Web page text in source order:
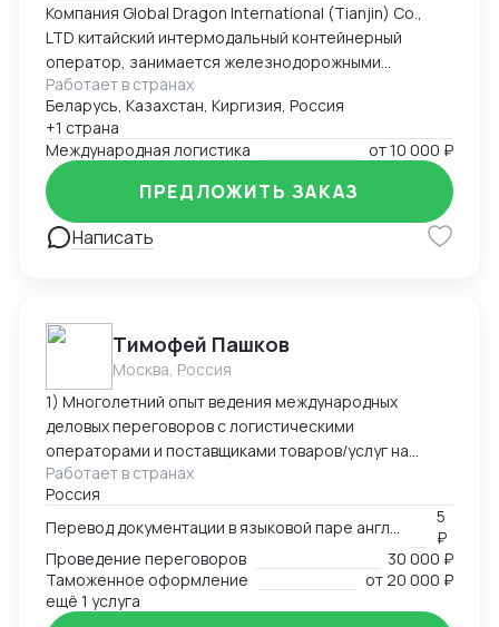
Компания Global Dragon International (Tianjin) Co.,
LTD китайский интермодальный контейнерный
оператор, занимается железнодорожными
контейнерными перевозками из Китая в Россию.
Компания имеет большой опыт в сфере
международной интермодальной перевозки. Весь
процесс перевозки контейнеров курируется
нашими профессионалами: здесь работают более
100 сотрудников из разных стран. На сегодня Global
Dragon International (Tianjin) Co., LTD
Работает в странах
Беларусь, Казахстан, Киргизия, Россия
+1 страна
Международная логистика
от10 000 ₽
Написать
ПРЕДЛОЖИТЬ ЗАКАЗ
Тимофей Пашков
Москва, Россия
1) Многолетний опыт ведения международных
деловых переговоров с логистическими
операторами и поставщиками товаров/услуг на
предмет условий и стоимости транспортно-
логистических услуг, заключения/условий
продления международных договоров купли-
продажи товаров и услуг. Работа с поставщиками,
пролонгация договоров, доп. соглашений на
условиях компании. Поиск новых поставщиков (EMEA,
NA), заключение контрактов купли-продажи с
Работает в странах
Россия
5
₽
Проведение переговоров
30 000 ₽
Таможенное оформление
от20 000 ₽
ещё 1 услуга